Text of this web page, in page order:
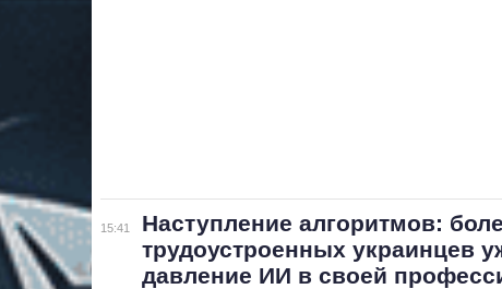
15:41
Наступление алгоритмов:
трудоустроенных украинцев
давление ИИ в своей